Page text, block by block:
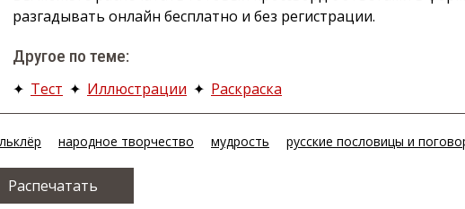
разгадывать онлайн бесплатно и без регистрации.
Другое по теме:
✦ Тест ✦ Иллюстрации ✦ Раскраска
народное творчество мудрость русские пословицы и
Распечатать